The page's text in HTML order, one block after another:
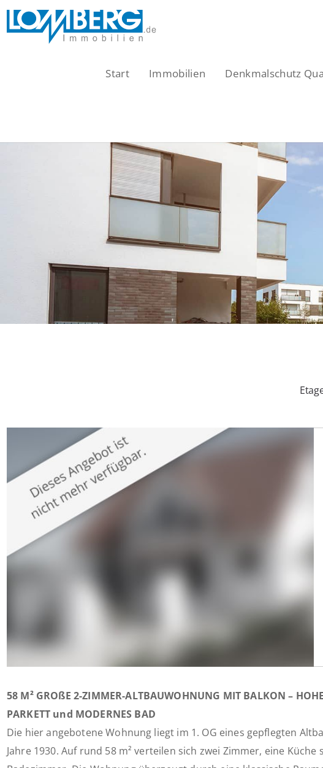
Zum
Inhalt
Start Immobilien Denkmalschutz
58 M² GROßE 2-ZIMMER-ALTBAUWOHNUNG MIT BALKON –
PARKETT und MODERNES BAD
Die hier angebotene Wohnung liegt im 1. OG eines gepflegten
Jahre 1930. Auf rund 58 m² verteilen sich zwei Zimmer, eine Küche